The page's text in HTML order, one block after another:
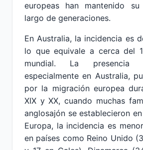
europeas han mantenido
largo de generaciones.
En Australia, la incidencia es
lo que equivale a cerca del
mundial. La presencia
especialmente en Australia,
por la migración europea
XIX y XX, cuando muchas
anglosajón se establecieron
Europa, la incidencia es
en países como Reino Unido